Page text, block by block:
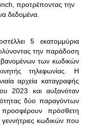
προτρέποντας την
δεδομένα.
5 εκατομμύρια
την παράδοση
των κωδικών
τηλεφωνίας. Η
αρχεία καταγραφής
2023 και αυξανόταν
δύο παραγόντων
πρόσθετη
γεννήτριες κωδικών που